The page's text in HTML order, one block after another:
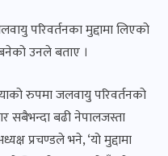
परिवर्तनका मुद्दामा लिएको
उनले बताए ।
रुपमा जलवायु परिवर्तनको
सबैभन्दा बढी नेपालजस्ता
प्रचण्डले भने, ‘यो मुद्दामा